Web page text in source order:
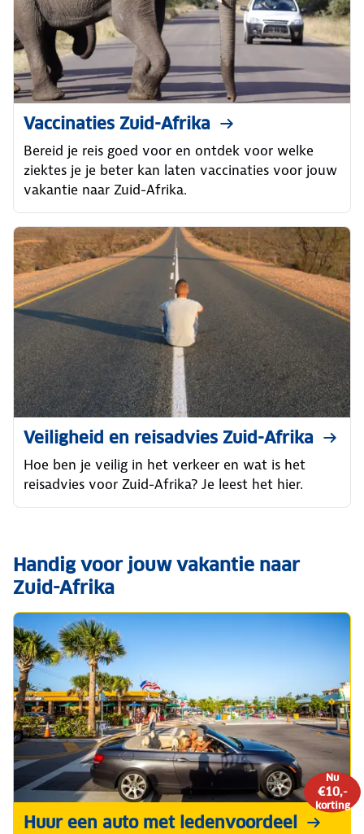
Vaccinaties Zuid-Afrika
Bereid je reis goed voor en ontdek voor welke
ziektes je je beter kan laten vaccinaties voor jouw
vakantie naar Zuid-Afrika.
Veiligheid en reisadvies Zuid-Afrika
Hoe ben je veilig in het verkeer en wat is het
reisadvies voor Zuid-Afrika? Je leest het hier.
Handig voor jouw vakantie naar
Zuid-Afrika
Nu
€10,-
korting
Huur een auto met ledenvoordeel